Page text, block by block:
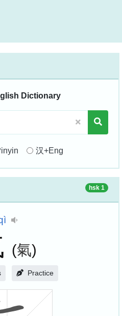
Dictionary
汉+Eng
hsk 1
(氣)
Practice